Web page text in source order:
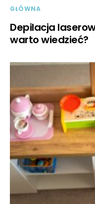
GŁÓWNA
Depilacja
warto wiedzieć?